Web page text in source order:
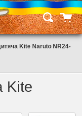
Kite Naruto NR24-
Kite